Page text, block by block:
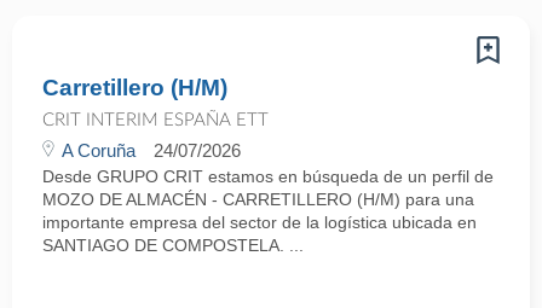
Carretillero (H/M)
CRIT INTERIM ESPAÑA ETT
A Coruña 24/07/2026
Desde GRUPO CRIT estamos en búsqueda de un perfil de
MOZO DE ALMACÉN - CARRETILLERO (H/M) para una
importante empresa del sector de la logística ubicada en
SANTIAGO DE COMPOSTELA. ...